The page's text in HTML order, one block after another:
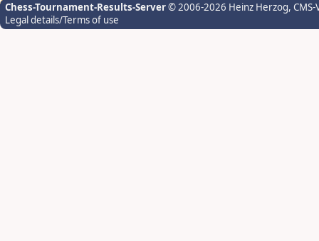
Chess-Tournament-Results-Server© 2006-2026 Heinz Herzog,
Legal details/Terms of use